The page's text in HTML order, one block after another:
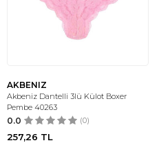
AKBENIZ
Akbeniz Dantelli 3lü Külot Boxer
Pembe 40263
0.0 (0)
257,26 TL